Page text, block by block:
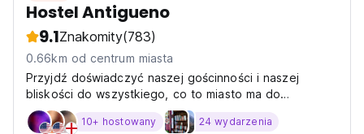
Hostel Antigueno
9.1Znakomity(783)
0.66km od centrum miasta
Przyjdź doświadczyć naszej gościnności i naszej
bliskości do wszystkiego, co to miasto ma do
zaoferowania! Przyjdź doświadczyć Hostal Antigueño
sposób !!! 10+ hostowany 24 wydarzenia